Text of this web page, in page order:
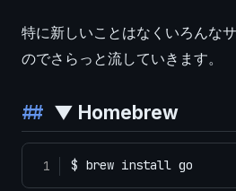
特に新しいことはなくいろんな
のでさらっと流していきます。
▼ Homebrew
$ brew install go